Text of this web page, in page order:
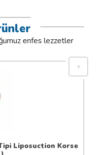
enfes lezzetler
Liposuction Korse